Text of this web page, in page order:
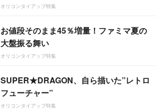
オリコンタイアップ特集
お値段そのまま45％増量！ファミマ夏の
大盤振る舞い
オリコンタイアップ特集
SUPER★DRAGON、自ら描いた”レトロ
フューチャー”
オリコンタイアップ特集